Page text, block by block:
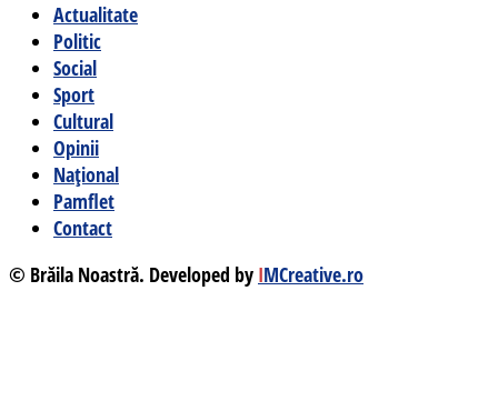
Actualitate
Politic
Social
Sport
Cultural
Opinii
Național
Pamflet
Contact
© Brăila Noastră. Developed by IMCreative.ro